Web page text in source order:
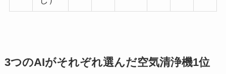
3つのAIがそれぞれ選んだ空気清浄機1位